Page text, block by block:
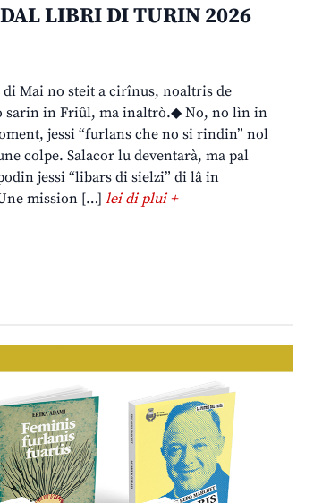
LIBRI DI TURIN 2026
di Mai no steit a cirînus, noaltris de
sarin in Friûl, ma inaltrò.◆ No, no lìn in
jessi “furlans che no si rindin” nol
colpe. Salacor lu deventarà, ma pal
jessi “libars di sielzi” di lâ in
mission […]lei di plui +